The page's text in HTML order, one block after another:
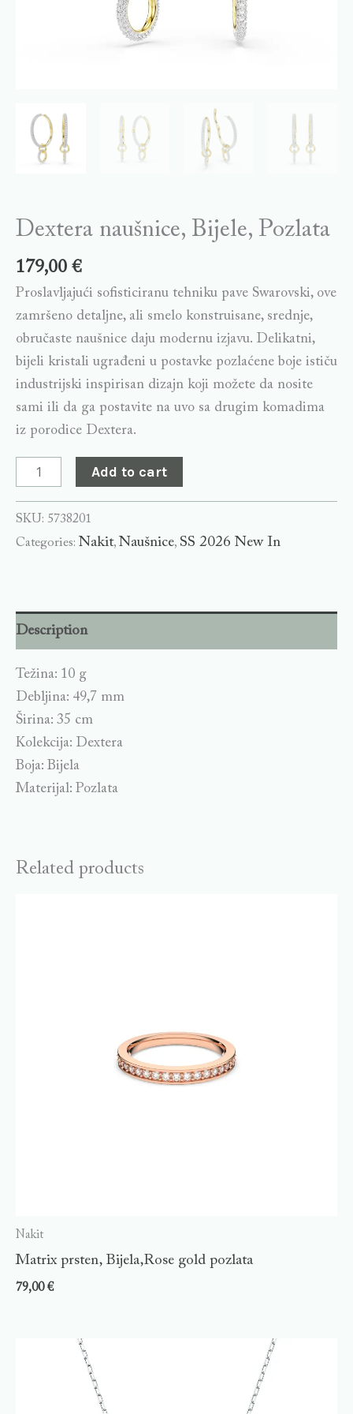
Dextera naušnice, Bijele, Pozlata
179,00 €
Proslavljajući sofisticiranu tehniku pave Swarovski, ove
zamršeno detaljne, ali smelo konstruisane, srednje,
obručaste naušnice daju modernu izjavu. Delikatni,
bijeli kristali ugrađeni u postavke pozlaćene boje ističu
industrijski inspirisan dizajn koji možete da nosite
sami ili da ga postavite na uvo sa drugim komadima
iz porodice Dextera.
Add to cart
SKU: 5738201
Categories: Nakit, Naušnice, SS 2026 New In
Description
Težina: 10 g
Debljina: 49,7 mm
Širina: 35 cm
Kolekcija: Dextera
Boja: Bijela
Materijal: Pozlata
Related products
Nakit
Matrix prsten, Bijela,Rose gold pozlata
79,00€